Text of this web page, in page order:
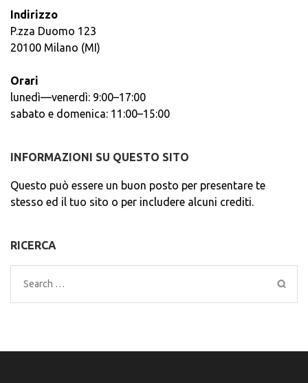
Indirizzo
P.zza Duomo 123
20100 Milano (MI)
Orari
lunedì—venerdì: 9:00–17:00
sabato e domenica: 11:00–15:00
INFORMAZIONI SU QUESTO SITO
Questo può essere un buon posto per presentare te
stesso ed il tuo sito o per includere alcuni crediti.
RICERCA
Search
for: